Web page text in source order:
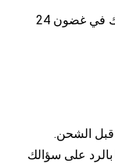
أ.سيقوم فريق المبيعات لدينا بالرد على سؤالك في غضون 24
الشحن.
على سؤالك